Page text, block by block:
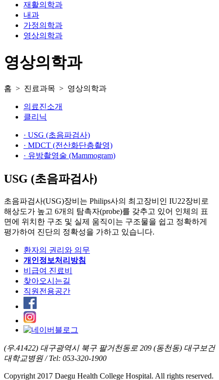
재활의학과
내과
가정의학과
영상의학과
영상의학과
홈 > 진료과목 > 영상의학과
의료진소개
클리닉
· USG (초음파검사)
· MDCT (전산화단층촬영)
· 유방촬영술 (Mammogram)
USG (초음파검사)
초음파검사(USG)장비는 Philips사의 최고장비인 IU22장비로
해상도가 높고 6개의 탐촉자(probe)를 갖추고 있어 인체의 표
면에 위치한 구조 및 실제 움직이는 구조물을 쉽고 정확하게
평가하여 진단의 정확성을 가하고 있습니다.
환자의 권리와 의무
개인정보처리방침
비급여 진료비
찾아오시는길
직원전용공간
(우.41422) 대구광역시 북구 팔거천동로 209 (동천동) 대구보건
대학교병원 / Tel: 053-320-1900
Copyright 2017 Daegu Health College Hospital. All rights reserved.